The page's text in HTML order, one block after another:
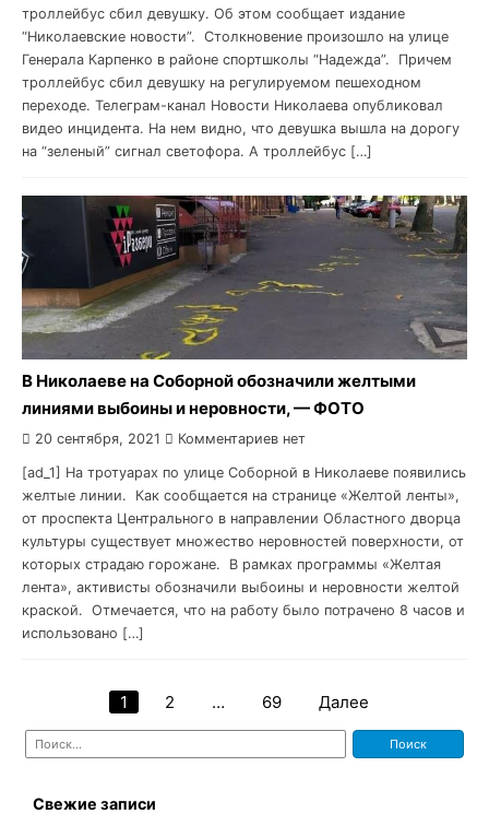
троллейбус сбил девушку. Об этом сообщает издание
“Николаевские новости”. Столкновение произошло на улице
Генерала Карпенко в районе спортшколы “Надежда”. Причем
троллейбус сбил девушку на регулируемом пешеходном
переходе. Телеграм-канал Новости Николаева опубликовал
видео инцидента. На нем видно, что девушка вышла на дорогу
на “зеленый” сигнал светофора. А троллейбус […]
В Николаеве на Соборной обозначили желтыми
линиями выбоины и неровности, — ФОТО
20 сентября, 2021 Комментариев нет
[ad_1] На тротуарах по улице Соборной в Николаеве появились
желтые линии. Как сообщается на странице «Желтой ленты»,
от проспекта Центрального в направлении Областного дворца
культуры существует множество неровностей поверхности, от
которых страдаю горожане. В рамках программы «Желтая
лента», активисты обозначили выбоины и неровности желтой
краской. Отмечается, что на работу было потрачено 8 часов и
использовано […]
Навигация
по
1 2 … 69 Далее
Найти:
Свежие записи